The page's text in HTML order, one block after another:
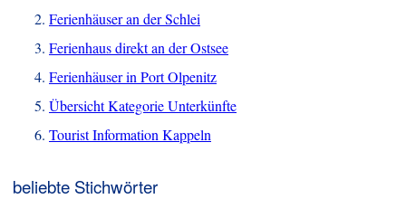
Ferienhäuser an der Schlei
Ferienhaus direkt an der Ostsee
Ferienhäuser in Port Olpenitz
Übersicht Kategorie Unterkünfte
Tourist Information Kappeln
beliebte Stichwörter